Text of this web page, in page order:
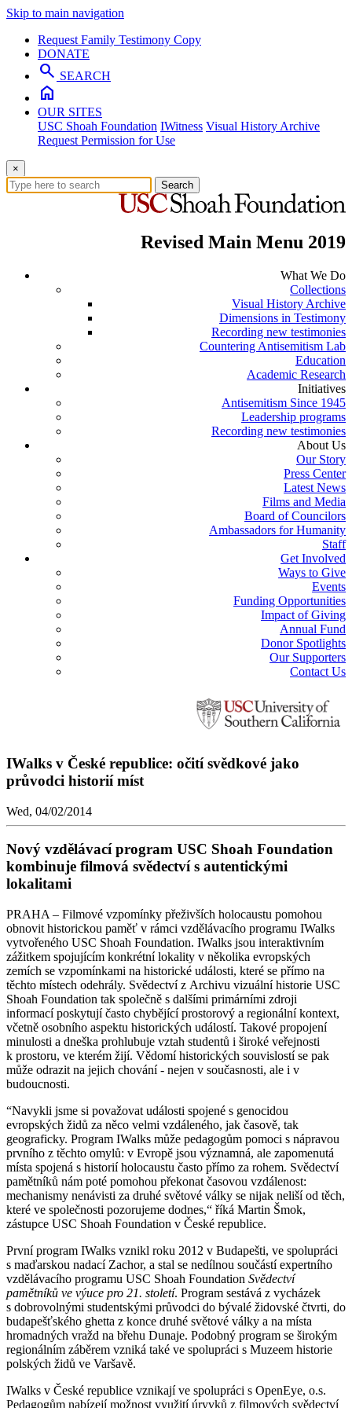
Skip to main navigation
Request Family Testimony Copy
DONATE
search SEARCH
home
OUR SITES
USC Shoah Foundation IWitness Visual History Archive
Request Permission for Use
×
Search
Revised Main Menu 2019
What We Do
Collections
Visual History Archive
Dimensions in Testimony
Recording new testimonies
Countering Antisemitism Lab
Education
Academic Research
Initiatives
Antisemitism Since 1945
Leadership programs
Recording new testimonies
About Us
Our Story
Press Center
Latest News
Films and Media
Board of Councilors
Ambassadors for Humanity
Staff
Get Involved
Ways to Give
Events
Funding Opportunities
Impact of Giving
Annual Fund
Donor Spotlights
Our Supporters
Contact Us
IWalks v České republice: očití svědkové jako
průvodci historií míst
Wed, 04/02/2014
Nový vzdělávací program USC Shoah Foundation
kombinuje filmová svědectví s autentickými
lokalitami
PRAHA – Filmové vzpomínky přeživších holocaustu pomohou
obnovit historickou paměť v rámci vzdělávacího programu IWalks
vytvořeného USC Shoah Foundation. IWalks jsou interaktivním
zážitkem spojujícím konkrétní lokality v několika evropských
zemích se vzpomínkami na historické události, které se přímo na
těchto místech odehrály. Svědectví z Archivu vizuální historie USC
Shoah Foundation tak společně s dalšími primárními zdroji
informací poskytují často chybějící prostorový a regionální kontext,
včetně osobního aspektu historických událostí. Takové propojení
minulosti a dneška prohlubuje vztah studentů i široké veřejnosti
k prostoru, ve kterém žijí. Vědomí historických souvislostí se pak
může odrazit na jejich chování - nejen v současnosti, ale i v
budoucnosti.
“Navykli jsme si považovat události spojené s genocidou
evropských židů za něco velmi vzdáleného, jak časově, tak
geograficky. Program IWalks může pedagogům pomoci s nápravou
prvního z těchto omylů: v Evropě jsou významná, ale zapomenutá
místa spojená s historií holocaustu často přímo za rohem. Svědectví
pamětníků nám poté pomohou překonat časovou vzdálenost:
mechanismy nenávisti za druhé světové války se nijak neliší od těch,
které ve společnosti pozorujeme dodnes,“ říká Martin Šmok,
zástupce USC Shoah Foundation v České republice.
První program IWalks vznikl roku 2012 v Budapešti, ve spolupráci
s maďarskou nadací Zachor, a stal se nedílnou součástí expertního
vzdělávacího programu USC Shoah Foundation Svědectví
pamětníků ve výuce pro 21. století. Program sestává z vycházek
s dobrovolnými studentskými průvodci do bývalé židovské čtvrti, do
budapešťského ghetta z konce druhé světové války a na místa
hromadných vražd na břehu Dunaje. Podobný program se širokým
regionálním záběrem vzniká také ve spolupráci s Muzeem historie
polských židů ve Varšavě.
IWalks v České republice vznikají ve spolupráci s OpenEye, o.s.
Pedagogům nabízejí možnost využití úryvků z filmových svědectví